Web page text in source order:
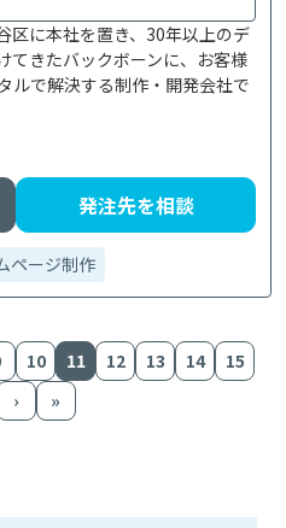
区に本社を置き、30年以上のデ
てきたバックボーンに、お客様
ルで解決する制作・開発会社で
発注先を相談
ページ制作
10 11 12 13 14
15
› »